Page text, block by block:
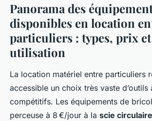
Panorama des
disponibles en location
particuliers : types, prix et
utilisation
La location matériel entre particuliers
accessible un choix très vaste d’outils
compétitifs. Les équipements de
perceuse à 8 €/jour à la scie circulaire